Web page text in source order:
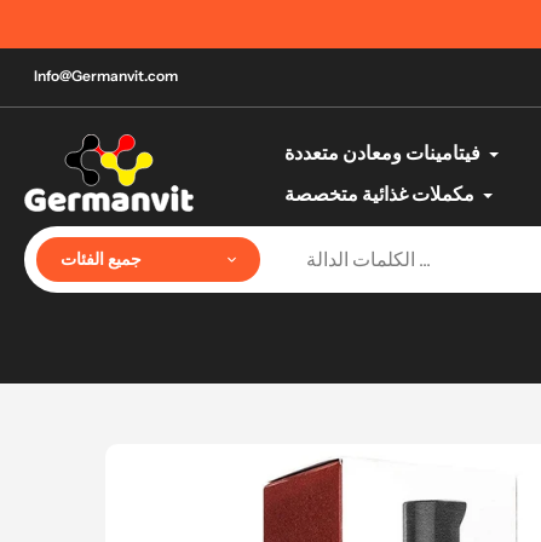
إلى
المحتوىInfo@Germanvit.com
فيتامينات ومعادن متعددة
مكملات غذائية متخصصة
جميع الفئات